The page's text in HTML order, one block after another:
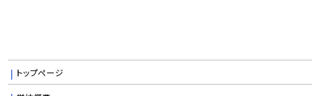
トップページ